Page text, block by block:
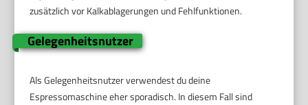
zusätzlich vor Kalkablagerungen und Fehlfunktionen.
Gelegenheitsnutzer
Als Gelegenheitsnutzer verwendest du deine
Espressomaschine eher sporadisch. In diesem Fall sind